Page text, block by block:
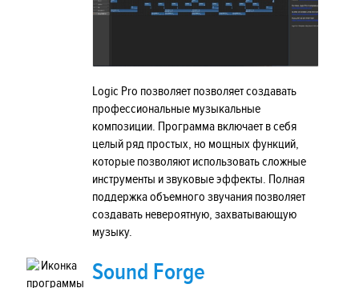
Logic Pro позволяет позволяет создавать
профессиональные музыкальные
композиции. Программа включает в себя
целый ряд простых, но мощных функций,
которые позволяют использовать сложные
инструменты и звуковые эффекты. Полная
поддержка объемного звучания позволяет
создавать невероятную, захватывающую
музыку.
Sound Forge